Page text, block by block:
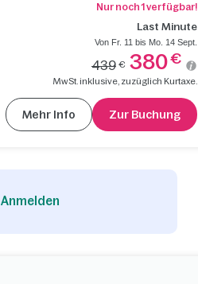
Nur noch 1 verfügbar!
Last Minute
Von Fr. 11 bis Mo. 14 Sept.
439 € 380€
MwSt. inklusive, zuzüglich Kurtaxe.
Mehr Info Zur Buchung
Anmelden